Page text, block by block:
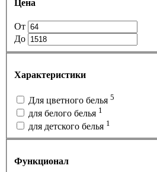
Цена
От
До
Характеристики
Для цветного белья 5
для белого белья 1
для детского белья 1
Функционал